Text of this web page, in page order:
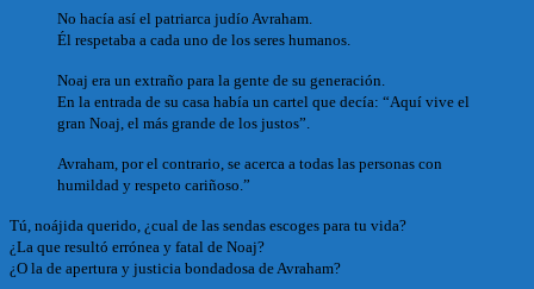
No hacía así el patriarca judío Avraham.
Él respetaba a cada uno de los seres humanos.
Noaj era un extraño para la gente de su generación.
En la entrada de su casa había un cartel que decía: “Aquí vive el
gran Noaj, el más grande de los justos”.
Avraham, por el contrario, se acerca a todas las personas con
humildad y respeto cariñoso.”
Tú, noájida querido, ¿cual de las sendas escoges para tu vida?
¿La que resultó errónea y fatal de Noaj?
¿O la de apertura y justicia bondadosa de Avraham?